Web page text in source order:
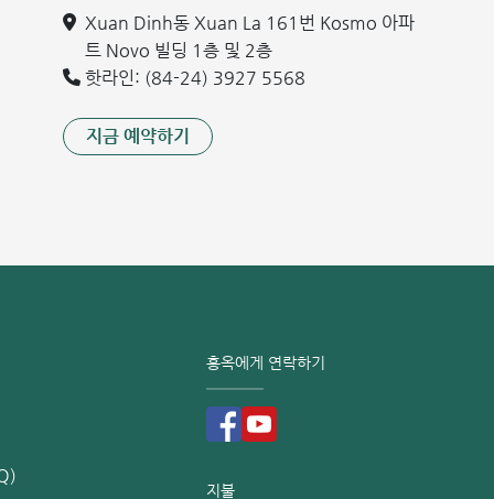
Xuan Dinh동 Xuan La 161번 Kosmo 아파
트 Novo 빌딩 1층 및 2층
핫라인: (84-24) 3927 5568
지금 예약하기
홍옥에게 연락하기
지불